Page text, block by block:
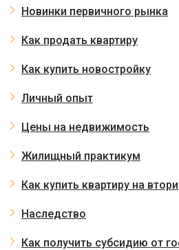
Новинки первичного рынка
Как продать квартиру
Как купить новостройку
Личный опыт
Цены на недвижимость
Жилищный практикум
Как купить квартиру на
Наследство
Как получить субсидию от